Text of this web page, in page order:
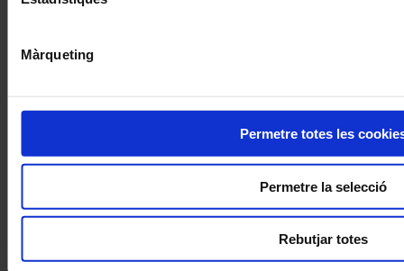
Màrqueting
Permetre totes les
Permetre la selecció
Rebutjar totes